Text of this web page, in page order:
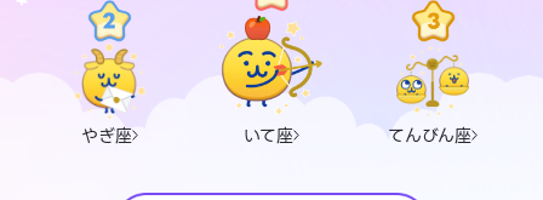
やぎ座 いて座 てんびん座